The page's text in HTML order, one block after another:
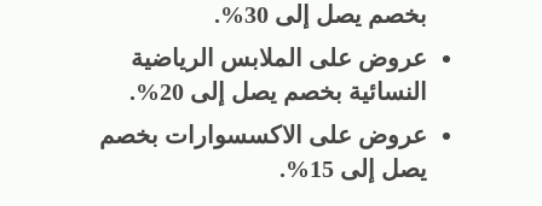
بخصم يصل إلى 30%.
عروض على الملابس الرياضية
النسائية بخصم يصل إلى 20%.
عروض على الاكسسوارات بخصم
يصل إلى 15%.